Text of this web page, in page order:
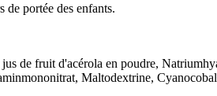
portée des enfants.
de fruit d'acérola en poudre,
Maltodextrine,